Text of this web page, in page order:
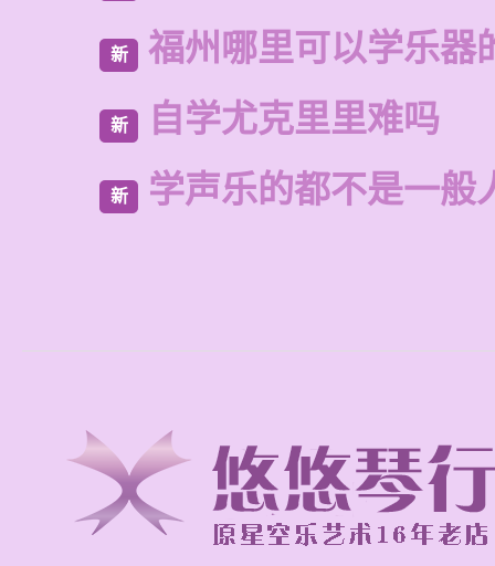
新 福州哪里可以学乐器
新 自学尤克里里难吗
新 学声乐的都不是一般